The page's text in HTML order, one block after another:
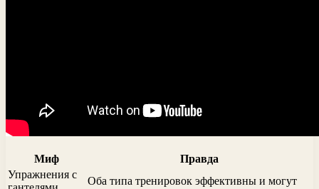
Миф
Правда
Упражнения с
Оба типа тренировок эффективны и могут